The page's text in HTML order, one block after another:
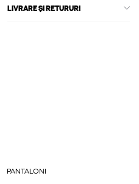
LIVRARE ȘI RETURURI
PANTALONI